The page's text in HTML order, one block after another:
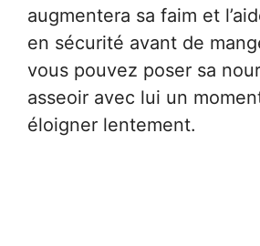
augmentera sa faim et
en sécurité avant de
vous pouvez poser sa
asseoir avec lui un
éloigner lentement.